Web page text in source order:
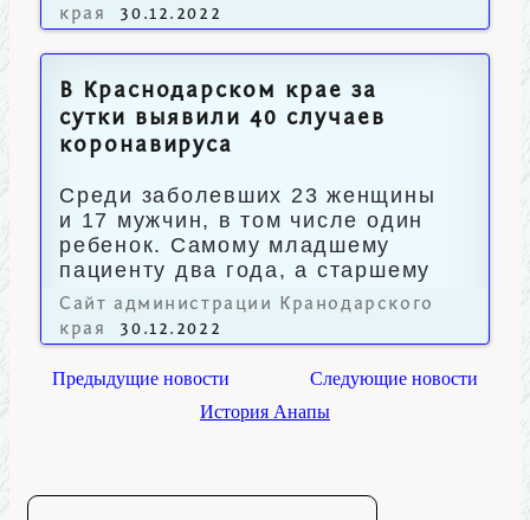
края
30.12.2022
В Краснодарском крае за
сутки выявили 40 случаев
коронавируса
Среди заболевших 23 женщины
и 17 мужчин, в том числе один
ребенок. Самому младшему
пациенту два года, а старшему
– 89 лет.
Сайт администрации Кранодарского
края
30.12.2022
Предыдущие новости
Следующие новости
История Анапы